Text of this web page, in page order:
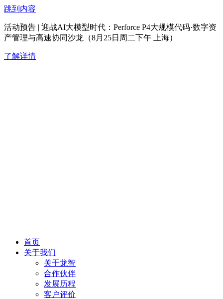
跳到内容
活动预告 | 迎战AI大模型时代：Perforce P4大规模代码·数字资
产管理与高速协同沙龙（8月25日周二下午 上海）
了解详情
首页
关于我们
关于龙智
合作伙伴
发展历程
客户评价